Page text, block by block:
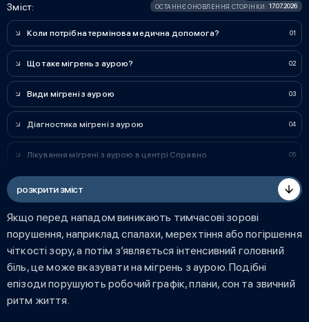
Зміст:
ОСТАННЄ ОНОВЛЕННЯ СТОРІНКИ: 17.07.2026
Коли потрібна термінова медична допомога?
Що таке мігрень з аурою?
Види мігрені з аурою
Діагностика мігрені з аурою
Лікування мігрені з аурою в центрі Справно
розкрити зміст
Якщо перед нападом виникають тимчасові зорові
порушення, наприклад спалахи, мерехтіння або погіршення
чіткості зору, а потім з’являється інтенсивний головний
біль, це може вказувати на мігрень з аурою. Подібні
епізоди порушують робочий графік, плани, сон та звичний
ритм життя.